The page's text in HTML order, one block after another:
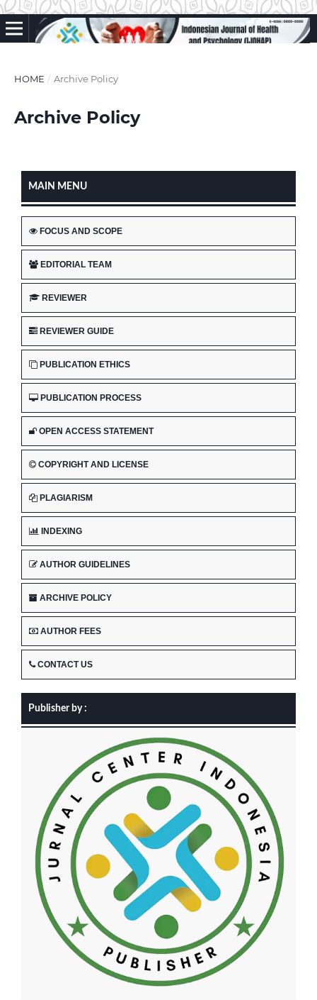
HOME / Archive Policy
Archive Policy
MAIN MENU
FOCUS AND SCOPE
EDITORIAL TEAM
REVIEWER
REVIEWER GUIDE
PUBLICATION ETHICS
PUBLICATION PROCESS
OPEN ACCESS STATEMENT
COPYRIGHT AND LICENSE
PLAGIARISM
INDEXING
AUTHOR GUIDELINES
ARCHIVE POLICY
AUTHOR FEES
CONTACT US
Publisher by :